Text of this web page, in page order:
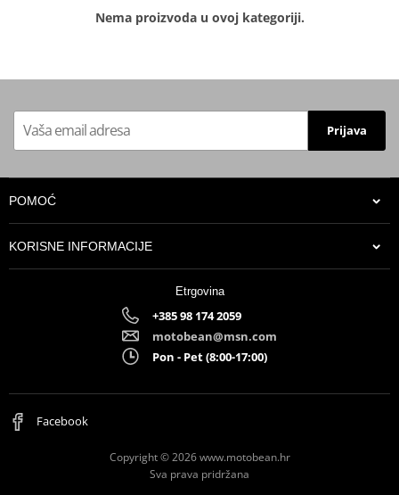
Nema proizvoda u ovoj kategoriji.
Prijava
POMOĆ
KORISNE INFORMACIJE
Etrgovina
+385 98 174 2059
motobean@msn.com
Pon - Pet (8:00-17:00)
Facebook
Copyright © 2026 www.motobean.hr
Sva prava pridržana